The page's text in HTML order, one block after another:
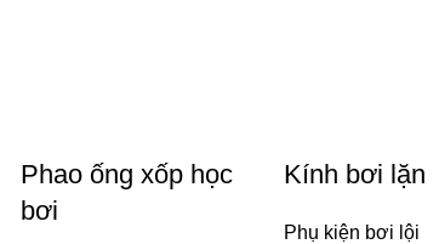
Phao ống xốp học
bơi
Kính bơi lặn
Phụ kiện bơi lội